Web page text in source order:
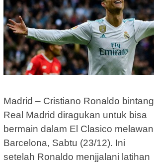
Madrid – Cristiano Ronaldo bintang
Real Madrid diragukan untuk bisa
bermain dalam El Clasico melawan
Barcelona, Sabtu (23/12). Ini
setelah Ronaldo menjjalani latihan